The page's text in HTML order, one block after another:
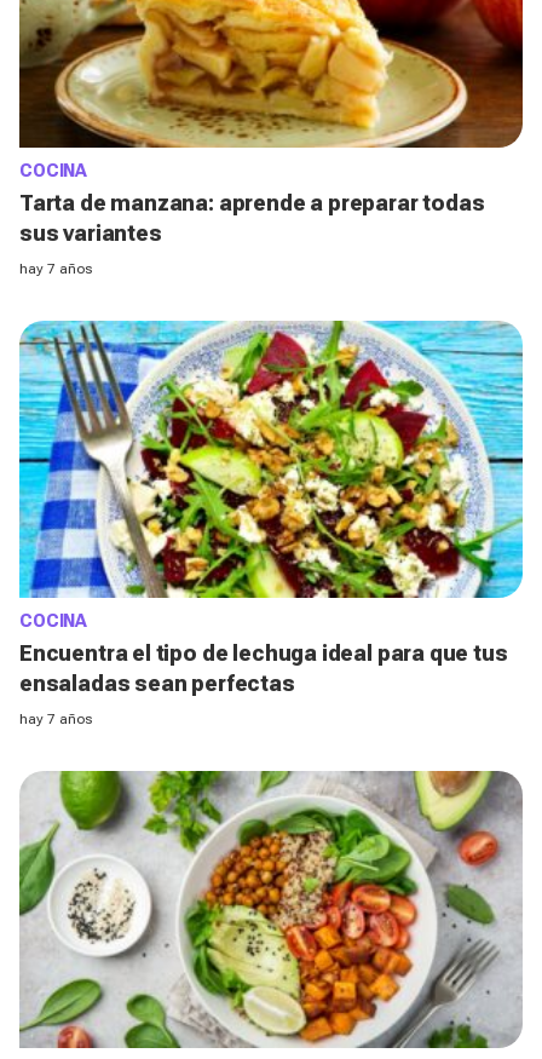
COCINA
Tarta de manzana: aprende a preparar todas
sus variantes
hay 7 años
COCINA
Encuentra el tipo de lechuga ideal para que tus
ensaladas sean perfectas
hay 7 años